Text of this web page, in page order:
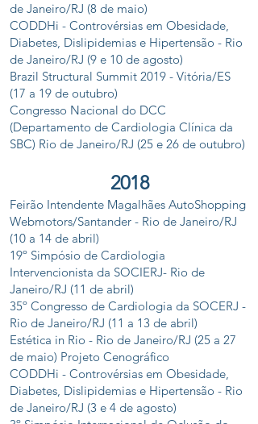
de Janeiro/RJ (8 de maio)
CODDHi - Controvérsias em Obesidade,
Diabetes, Dislipidemias e Hipertensão - Rio
de Janeiro/RJ (9 e 10 de agosto)
Brazil Structural Summit 2019 - Vitória/ES
(17 a 19 de outubro)
Congresso Nacional do DCC
(Departamento de Cardiologia Clínica da
SBC) Rio de Janeiro/RJ (25 e 26 de outubro)
2018
Feirão Intendente Magalhães AutoShopping
Webmotors/Santander - Rio de Janeiro/RJ
(10 a 14 de abril)
19º Simpósio de Cardiologia
Intervencionista da SOCIERJ- Rio de
Janeiro/RJ (11 de abril)
35º Congresso de Cardiologia da SOCERJ -
Rio de Janeiro/RJ (11 a 13 de abril)
Estética in Rio - Rio de Janeiro/RJ (25 a 27
de maio) Projeto Cenográfico
CODDHi - Controvérsias em Obesidade,
Diabetes, Dislipidemias e Hipertensão - Rio
de Janeiro/RJ (3 e 4 de agosto)